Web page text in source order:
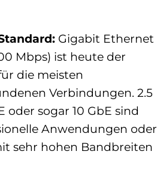
Gigabit Ethernet
Mbps) ist heute der
die meisten
Verbindungen. 2.5
oder sogar 10 GbE sind
Anwendungen oder
sehr hohen Bandbreiten